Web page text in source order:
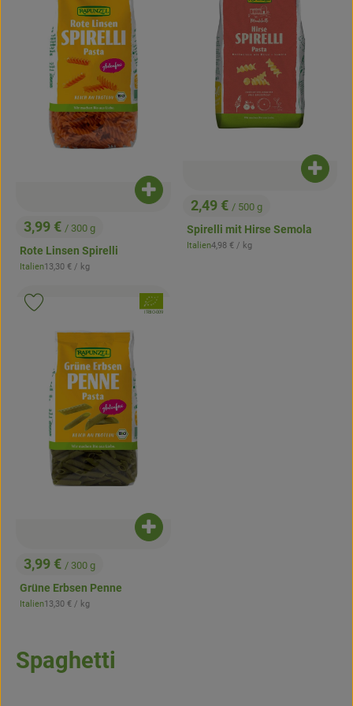
, Preis:
3,99 € / 300 g
Rote Linsen Spirelli
, Herkunft:
Italien, Referenzpreis:
13,30 € / kg
Produkt zum Warenkorb hinzufügen
, Preis:
2,49 € / 500 g
Spirelli mit Hirse Semola
, Herkunft:
Italien, Referenzpreis:
4,98 € / kg
, Preis:
3,99 € / 300 g
Grüne Erbsen Penne
, Herkunft:
Italien, Referenzpreis:
13,30 € / kg
Produkt zum Warenkorb hinzufügen
, Verband:
, Kontrollstelle:
IT-BIO-009
Produkt zu Favouriten hinzufügen
Spaghetti